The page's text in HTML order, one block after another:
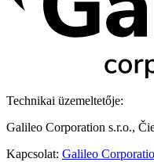
Technikai üzemeltetője:
Galileo Corporation s.r.o.,
Kapcsolat: Galileo